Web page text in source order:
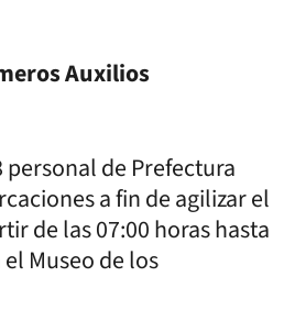
Auxilios
personal de Prefectura
a fin de agilizar el
de las 07:00 horas hasta
Museo de los